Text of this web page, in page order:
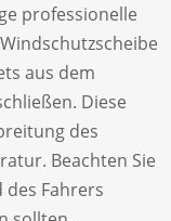
professionelle
aus dem
Diese
des
Beachten Sie
des Fahrers